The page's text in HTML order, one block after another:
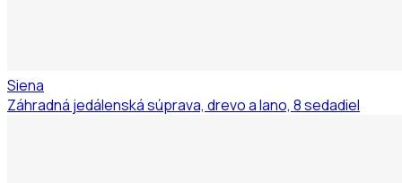
Siena
Záhradná jedálenská súprava, drevo a lano, 8 sedadiel